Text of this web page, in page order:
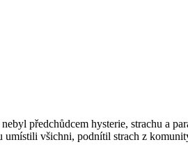
předchůdcem hysterie, strachu a
umístili všichni, podnítil strach z